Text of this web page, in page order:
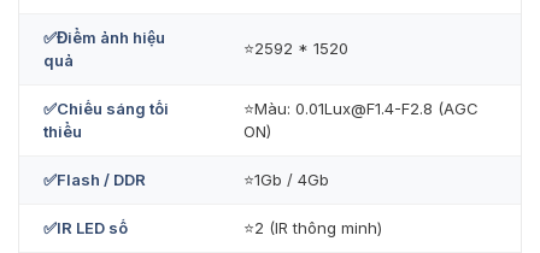
BL-854N38S
Ưu đãi lớn khi mua sản phẩm ZKTeco
BL-855P48S tại VietNamSmart
✅Điểm ảnh hiệu
quả
⭐2592 * 1520
✅Chiếu sáng tối
thiểu
⭐Màu: 0.01Lux@F1.4-F2.8 (AGC
ON)
✅Flash / DDR ⭐1Gb / 4Gb
✅IR LED số ⭐2 (IR thông minh)